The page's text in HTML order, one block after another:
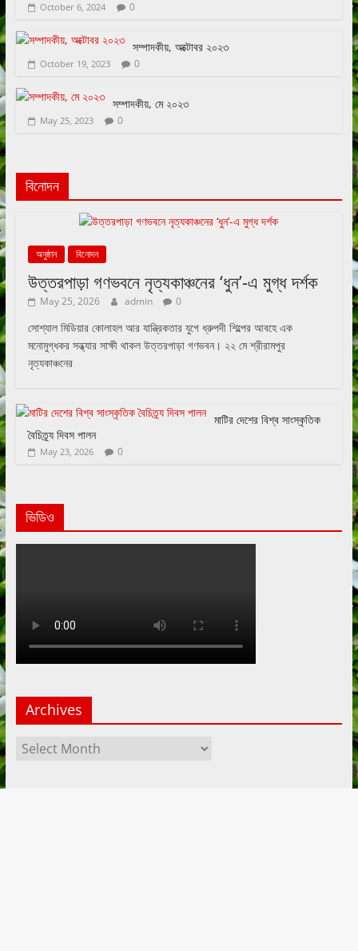
October 6, 2024 0
সম্পাদকীয়, অক্টোবর ২০২৩
October 19, 2023 0
সম্পাদকীয়, মে ২০২৩
May 25, 2023 0
বিনোদন
অনুষ্ঠান বিনোদন
উত্তরপাড়া গণভবনে নৃত্যকাঞ্চনের ‘ধুন’-এ মুগ্ধ দর্শক
May 25, 2026 admin 0
সোশ্যাল মিডিয়ার কোলাহল আর যান্ত্রিকতার যুগে ধ্রুপদী শিল্পের আবহে এক
মনোমুগ্ধকর সন্ধ্যার সাক্ষী থাকল উত্তরপাড়া গণভবন। ২২ মে শ্রীরামপুর
নৃত্যকাঞ্চনের
মাটির দেশের বিশ্ব সাংস্কৃতিক
বৈচিত্র্য দিবস পালন
May 23, 2026 0
ভিডিও
Archives
Archives